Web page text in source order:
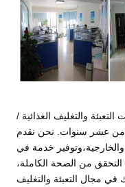
والتغليف الغذائية /
من عشر سنوات. نحن نقدم
والخارجية،وتوفير خدمة في
من الصحة الكاملة،
في مجال التعبئة والتغليف